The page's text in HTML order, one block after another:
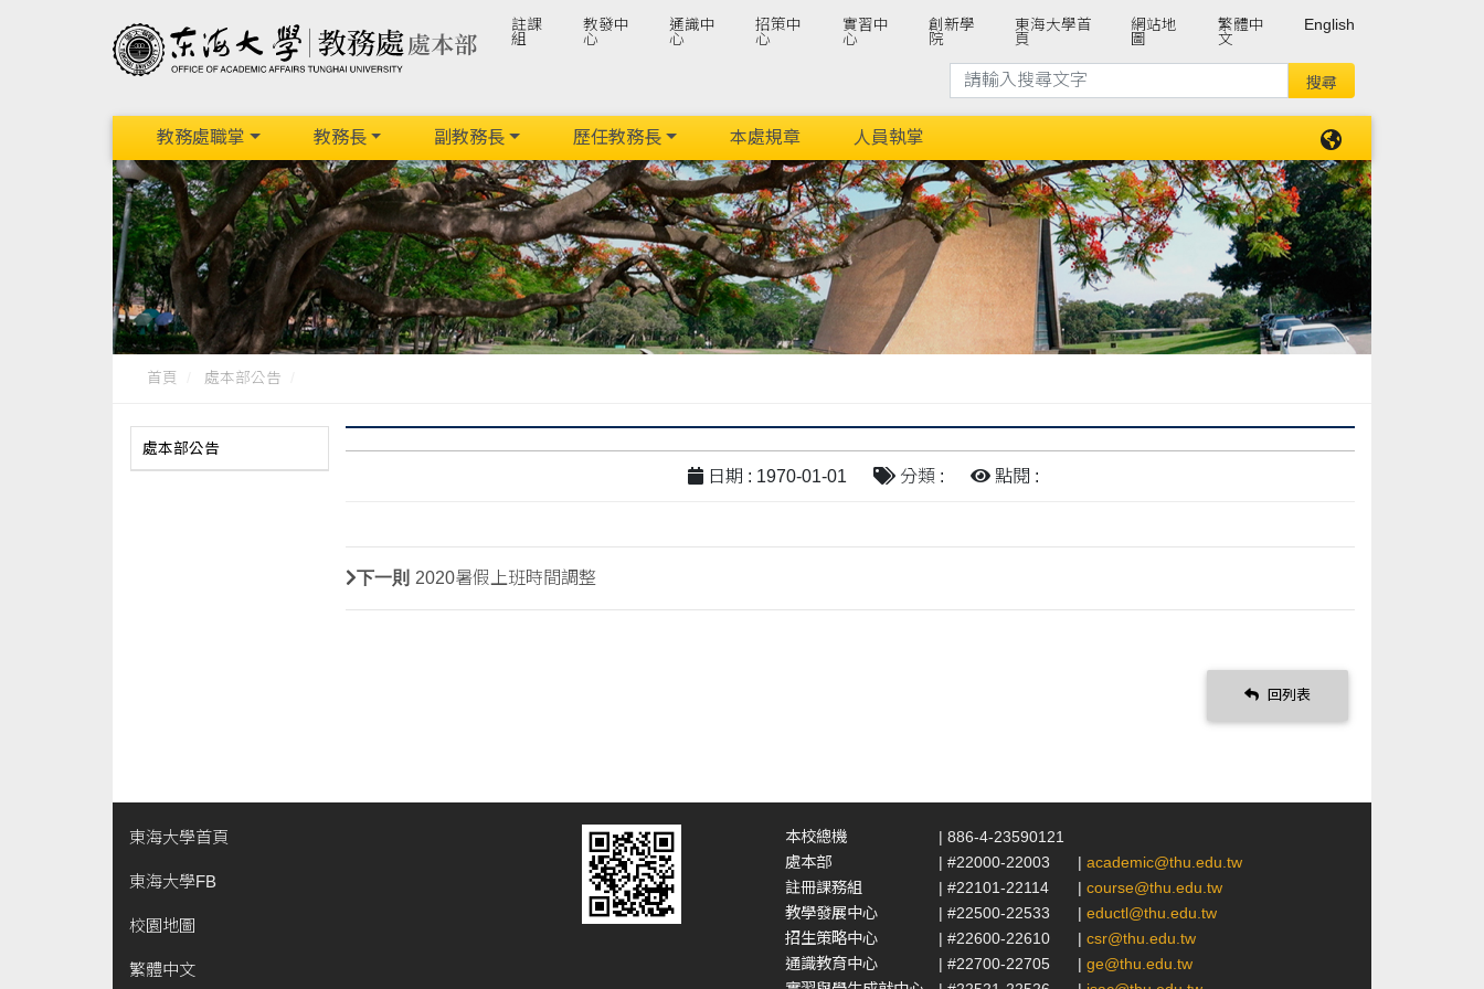
註課
組
教發中
心
通識中
心
招策中
心
實習中
心
創新學
院
東海大學首
頁
網站地
圖
繁體中
文
English
教務處職掌 教務長 副教務長 歷任教務長 本處規章 人員執掌
首頁 處本部公告
處本部公告
日期 : 1970-01-01 分類 : 點閱 :
下一則 2020暑假上班時間調整
回列表
東海大學首頁
東海大學FB
校園地圖
繁體中文
本校總機
| 886-4-23590121
處本部
| #22000-22003 | academic@thu.edu.tw
註冊課務組
| #22101-22114 | course@thu.edu.tw
教學發展中心
| #22500-22533 | eductl@thu.edu.tw
招生策略中心
| #22600-22610 | csr@thu.edu.tw
通識教育中心
| #22700-22705 | ge@thu.edu.tw